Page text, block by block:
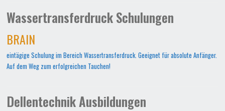
Wassertransferdruck Schulungen
BRAIN
eintägige Schulung im Bereich Wassertransferdruck. Geeignet für absolute Anfänger.
Auf dem Weg zum erfolgreichen Tauchen!
Dellentechnik Ausbildungen